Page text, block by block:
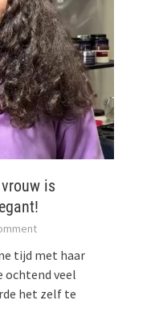
is
tijd met haar
ochtend veel
het zelf te